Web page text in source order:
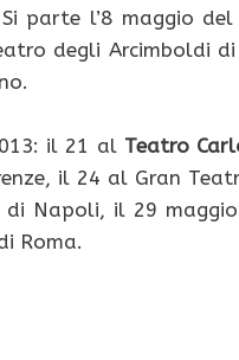
parte l’8 maggio del
degli Arcimboldi di
il 21 al Teatro
il 24 al Gran
Napoli, il 29
Roma.